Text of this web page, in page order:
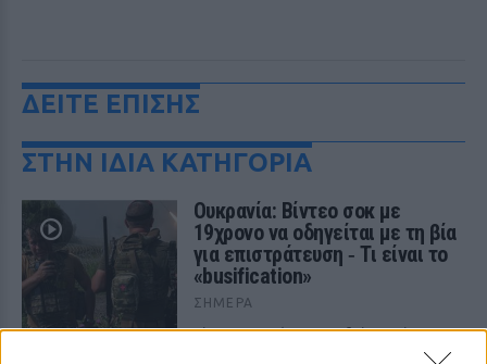
ΔΕΙΤΕ ΕΠΙΣΗΣ
ΣΤΗΝ ΙΔΙΑ ΚΑΤΗΓΟΡΙΑ
Ουκρανία: Βίντεο σοκ με
19χρονο να οδηγείται με τη βία
για επιστράτευση ‑ Τι είναι το
«busification»
ΣΉΜΕΡΑ
Βίντεο που φέρεται να δείχνει βίαιη